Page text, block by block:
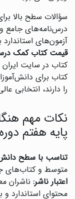
سؤالات سطح بالا
درس‌نامه‌های جامع
آزمون‌های
قیمت کتاب کمک
کتاب در سایت
کتاب برای
را دارند، انتخابی
نکات مهم
پایه هفتم
تناسب با سطح
متوسط و کتاب‌های
اعتبار ناشر: ناشران
محتوای استاندارد و